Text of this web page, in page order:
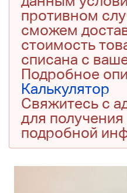
противном
сможем
стоимость
списана с
Подробное
Калькулятор
Свяжитесь с
для получения
подробной